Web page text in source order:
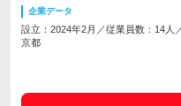
企業データ
設立：2024年2月／従業員数：14人
京都